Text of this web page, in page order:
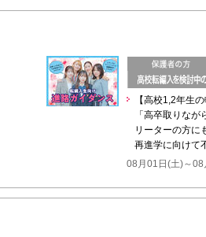
【高校1,2年生
「高卒取りな
リーターの方
再進学に向けて
08月01日(土)～08